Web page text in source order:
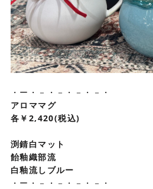
・ー・－・－・－・－・
アロママグ
各￥2,420(税込)
渕錆白マット
飴釉織部流
白釉流しブルー
・ー・－・－・－・－・